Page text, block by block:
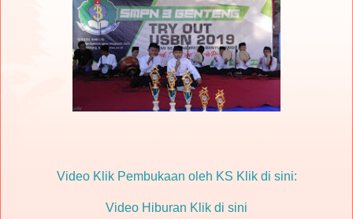
Video Klik Pembukaan oleh KS Klik di sini:
Video Hiburan Klik di sini